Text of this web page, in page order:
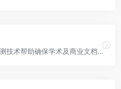
Plagium,提供顶尖的查重和AI检测技术帮助确保学术及商业文档的原创性